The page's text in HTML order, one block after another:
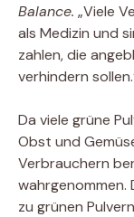
Balance. „Viele
als Medizin und
zahlen, die
verhindern
Da viele grüne
Obst und
Verbrauchern
wahrgenommen.
zu grünen